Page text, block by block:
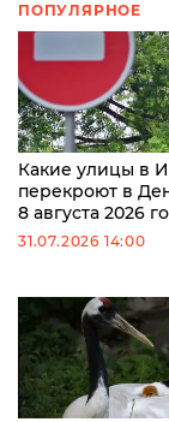
ПОПУЛЯРНОЕ
Какие улицы в
перекроют в
8 августа 2026
31.07.2026 14:00